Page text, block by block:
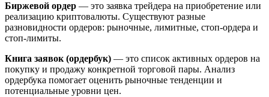
Биржевой ордер — это заявка трейдера на приобретение или
реализацию криптовалюты. Существуют разные
разновидности ордеров: рыночные, лимитные, стоп-ордера и
стоп-лимиты.
Книга заявок (ордербук) — это список активных ордеров на
покупку и продажу конкретной торговой пары. Анализ
ордербука помогает оценить рыночные тенденции и
потенциальные уровни цен.